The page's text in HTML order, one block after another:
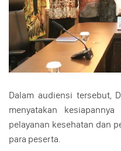
Dalam audiensi tersebut,
menyatakan
pelayanan kesehatan dan
para peserta.